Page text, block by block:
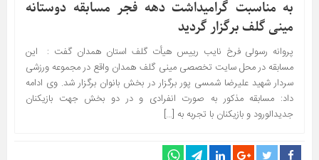
به مناسبت گرامیداشت دهه فجر مسابقه دوستانه
مینی گلف برگزار گردید
پروانه رسولی فرخ نایب رییس هیأت گلف استان همدان گفت : این
مسابقه در محل سایت تخصصی مینی گلف همدان واقع در مجموعه ورزشی
سردار شهید علیرضا شمسی پور برگزار در بخش بانوان برگزار شد. وی ادامه
داد: مسابقه مذکور به صورت انفرادی و در دو بخش جهت بازیکنان
جدیدالورود و بازیکنان با تجربه به […]